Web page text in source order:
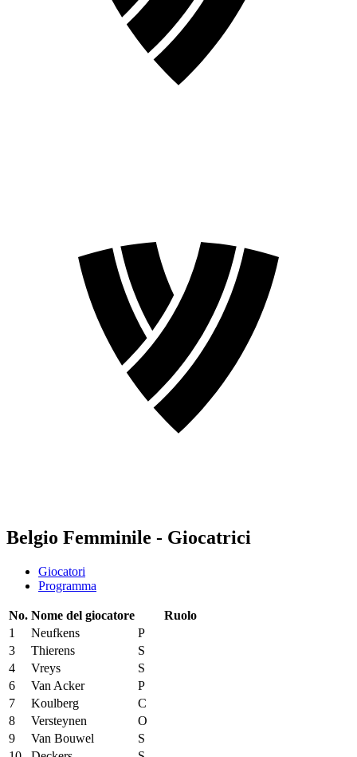
Belgio Femminile - Giocatrici
Giocatori
Programma
No. Nome del giocatore
Ruolo
1
Neufkens
P
3
Thierens
S
4
Vreys
S
6
Van Acker
P
7
Koulberg
C
8
Versteynen
O
9
Van Bouwel
S